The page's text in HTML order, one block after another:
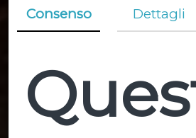
Consenso Dettagli